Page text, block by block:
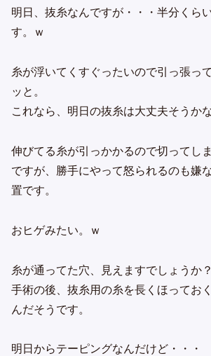
明日、抜糸なんですが・・・半分くら
す。ｗ
糸が浮いてくすぐったいので引っ張っ
ッと。
これなら、明日の抜糸は大丈夫そうかな
伸びてる糸が引っかかるので切ってし
ですが、勝手にやって怒られるのも嫌
置です。
おヒゲみたい。ｗ
糸が通ってた穴、見えますでしょうか？
手術の後、抜糸用の糸を長くほってお
んだそうです。
明日からテーピングなんだけど・・・